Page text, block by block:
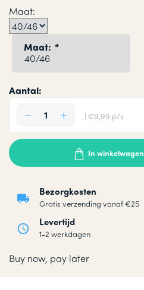
Maat:
Maat: *
Aantal:
| €9,99 p/s
Bezorgkosten
Gratis verzending vanaf €25
Levertijd
1-2 werkdagen
In winkelwagen
Buy now, pay later